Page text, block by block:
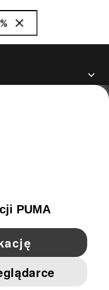
Instagram
FIRMOWY I DANE PRAWNE